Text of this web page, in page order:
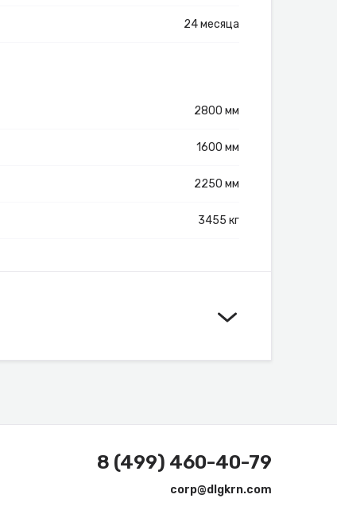
24 месяца
2800 мм
1600 мм
2250 мм
3455 кг
8 (499) 460-40-79
corp@dlgkrn.com